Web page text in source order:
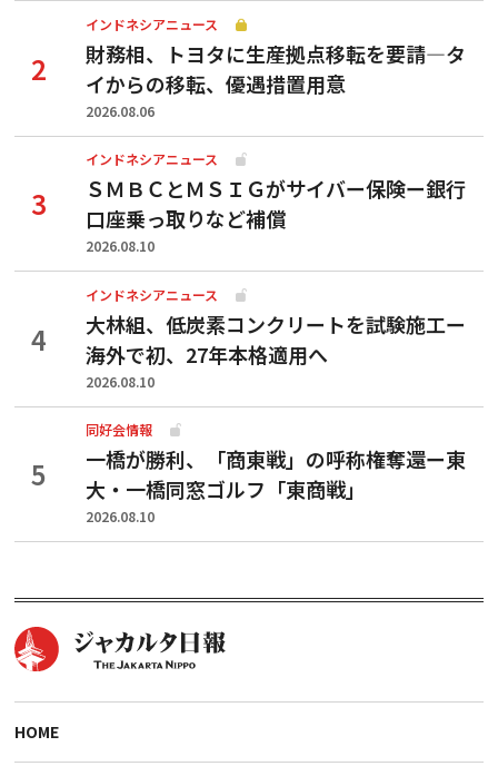
インドネシアニュース
財務相、トヨタに生産拠点移転を要請—タ
イからの移転、優遇措置用意
2026.08.06
インドネシアニュース
ＳＭＢＣとＭＳＩＧがサイバー保険ー銀行
口座乗っ取りなど補償
2026.08.10
インドネシアニュース
大林組、低炭素コンクリートを試験施工ー
海外で初、27年本格適用へ
2026.08.10
同好会情報
一橋が勝利、「商東戦」の呼称権奪還ー東
大・一橋同窓ゴルフ「東商戦」
2026.08.10
HOME